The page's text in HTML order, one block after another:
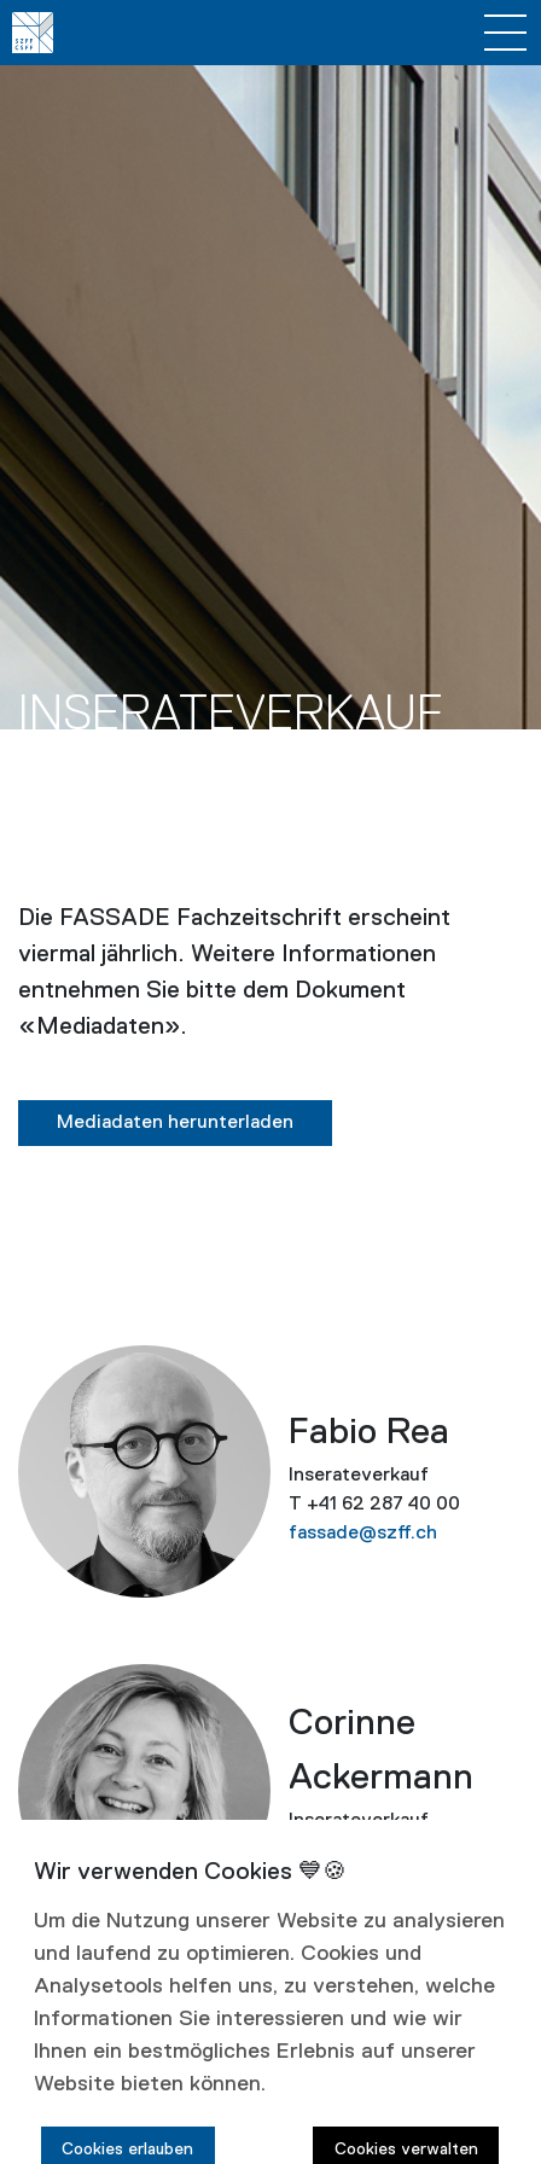
INSERATE­VERKAUF
Die FASSADE Fachzeitschrift erscheint
viermal jährlich. Weitere Informationen
entnehmen Sie bitte dem Dokument
«Mediadaten».
Mediadaten herunterladen
Fabio Rea
Inserateverkauf
T +41 62 287 40 00
fassade@szff.ch
Corinne
Ackermann
Inserateverkauf
fassade@szff.ch
SZFF/CSFF
Um die Nutzung unserer Website zu analysieren
und laufend zu optimieren. Cookies und
Analysetools helfen uns, zu verstehen, welche
Informationen Sie interessieren und wie wir
Ihnen ein bestmögliches Erlebnis auf unserer
Website bieten können.
Cookies verwalten
Cookies erlauben